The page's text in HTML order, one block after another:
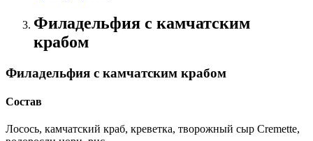
Филадельфия с камчатским
крабом
Филадельфия с камчатским крабом
Состав
Лосось, камчатский краб, креветка, творожный сыр Cremette,